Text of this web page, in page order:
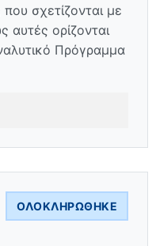
που σχετίζονται με
αυτές ορίζονται
Πρόγραμμα
ΟΛΟΚΛΗΡΏΘΗΚΕ